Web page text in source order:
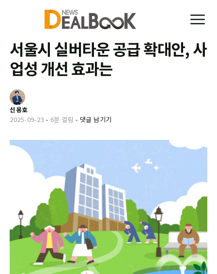
서울시 실버타운 공급 확대안, 사
업성 개선 효과는
신용호
2025-09-23 - 6분 걸림 - 댓글 남기기